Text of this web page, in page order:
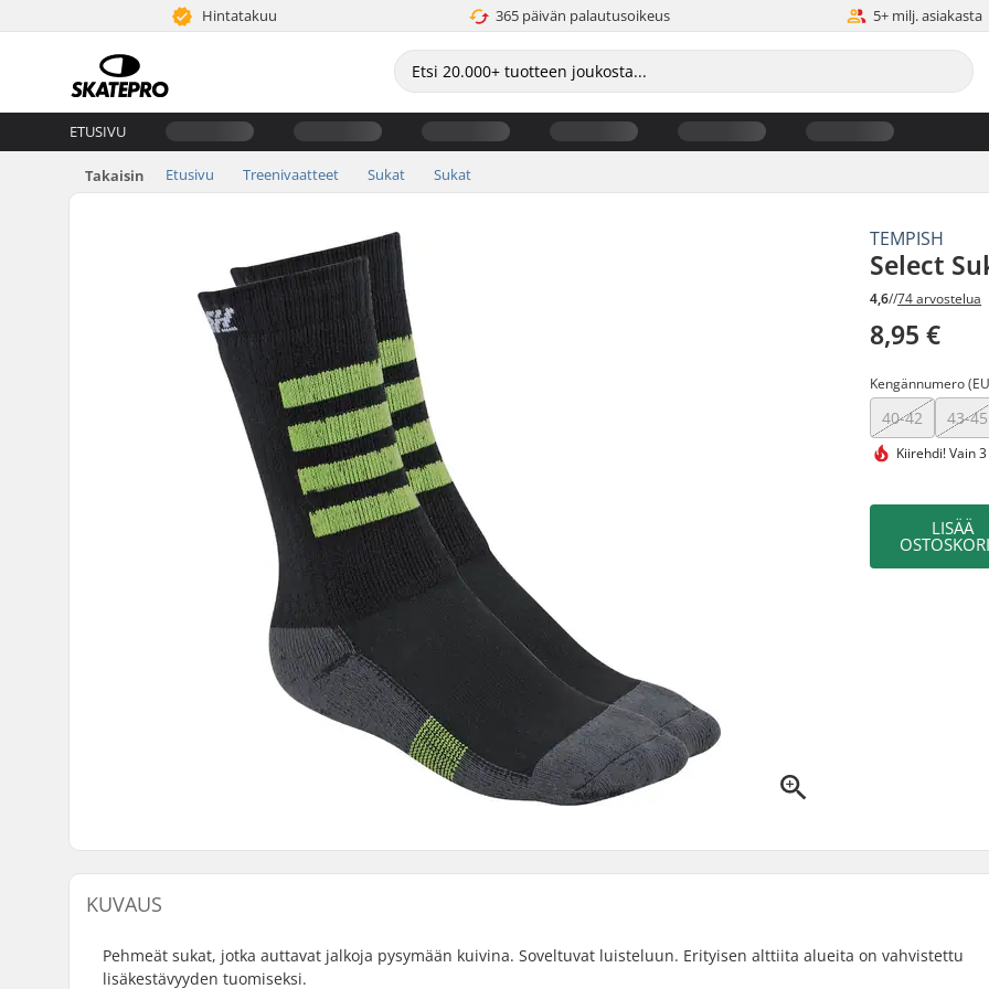
Hintatakuu 365 päivän palautusoikeus 5+ milj. asiakasta
ETUSIVU
Takaisin Etusivu Treenivaatteet Sukat Sukat
TEMPISH
Select
4,6//74 arvostelua
8,95 €
Kengännumero
40-42 43-45
Kiirehdi!Vain
LISÄÄ
KUVAUS
Pehmeät sukat, jotka auttavat jalkoja pysymään kuivina. Soveltuvat luisteluun. Erityisen alttiita alueita on vahvistettu
lisäkestävyyden tuomiseksi.